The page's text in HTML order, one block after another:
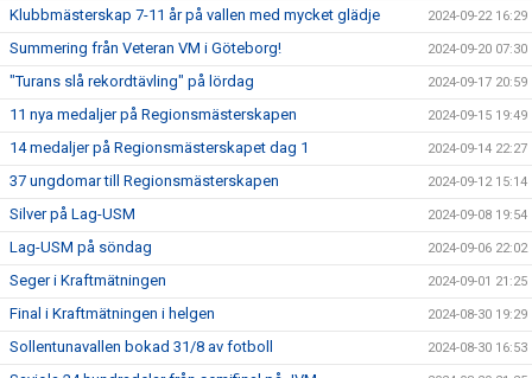
Klubbmästerskap 7-11 år på vallen med mycket glädje 2024-09-22 16:29
Summering från Veteran VM i Göteborg! 2024-09-20 07:30
"Turans slå rekordtävling" på lördag 2024-09-17 20:59
11 nya medaljer på Regionsmästerskapen 2024-09-15 19:49
14 medaljer på Regionsmästerskapet dag 1 2024-09-14 22:27
37 ungdomar till Regionsmästerskapen 2024-09-12 15:14
Silver på Lag-USM 2024-09-08 19:54
Lag-USM på söndag 2024-09-06 22:02
Seger i Kraftmätningen 2024-09-01 21:25
Final i Kraftmätningen i helgen 2024-08-30 19:29
Sollentunavallen bokad 31/8 av fotboll 2024-08-30 16:53